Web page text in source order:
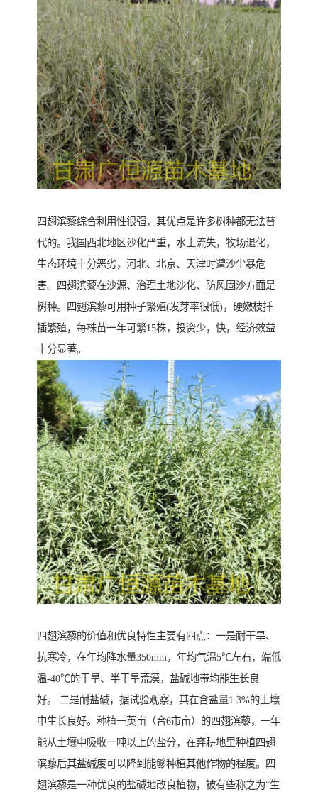
四翅滨藜综合利用性很强，其优点是许多树种都无法替
代的。我国西北地区沙化严重，水土流失，牧场退化，
生态环境十分恶劣，河北、北京、天津时遭沙尘暴危
害。四翅滨藜在沙源、治理土地沙化、防风固沙方面是
树种。四翅滨藜可用种子繁殖(发芽率很低)，硬嫩枝扦
插繁殖，每株苗一年可繁15株，投资少，快，经济效益
十分显著。
四翅滨藜的价值和优良特性主要有四点：一是耐干旱、
抗寒冷，在年均降水量350mm，年均气温5℃左右，端低
温-40℃的干旱、半干旱荒漠，盐碱地带均能生长良
好。 二是耐盐碱，据试验观察，其在含盐量1.3%的土壤
中生长良好。种植一英亩（合6市亩）的四翅滨藜，一年
能从土壤中吸收一吨以上的盐分，在弃耕地里种植四翅
滨藜后其盐碱度可以降到能够种植其他作物的程度。四
翅滨藜是一种优良的盐碱地改良植物，被有些称之为“生